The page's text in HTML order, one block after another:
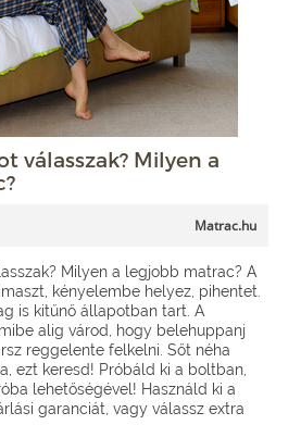
válasszak? Milyen a
Matrac.hu
Milyen a legjobb matrac? A
kényelembe helyez, pihentet.
is kitűnő állapotban tart. A
alig várod, hogy belehuppanj
reggelente felkelni. Sőt néha
ezt keresd! Próbáld ki a boltban,
lehetőségével! Használd ki a
garanciát, vagy válassz extra